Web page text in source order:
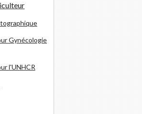
Gynécologie
l'UNHCR